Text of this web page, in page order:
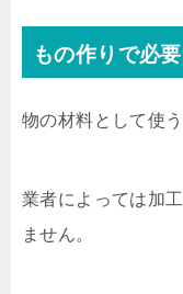
もの作りで必
物の材料として使
業者によっては加
ません。